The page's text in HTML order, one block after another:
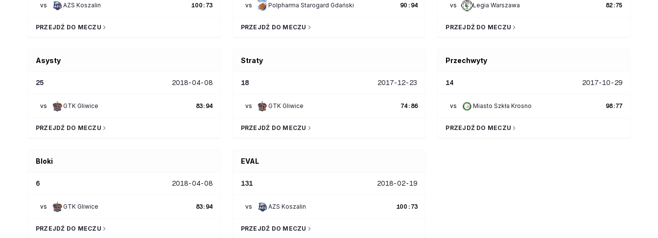
vs AZS Koszalin 100 : 73
PRZEJDŹ DO MECZU
vs Polpharma Starogard Gdański 90 : 94
PRZEJDŹ DO MECZU
vs Legia Warszawa 82:75
PRZEJDŹ DO MECZU
Asysty
25 2018-04-08
vs GTK Gliwice 83: 94
PRZEJDŹ DO MECZU
Straty
18 2017-12-23
vs GTK Gliwice 74 : 86
PRZEJDŹ DO MECZU
Przechwyty
14 2017-10-29
vs Miasto Szkła Krosno 98:77
PRZEJDŹ DO MECZU
Bloki
6 2018-04-08
vs GTK Gliwice 83: 94
PRZEJDŹ DO MECZU
EVAL
131 2018-02-19
vs AZS Koszalin 100 : 73
PRZEJDŹ DO MECZU